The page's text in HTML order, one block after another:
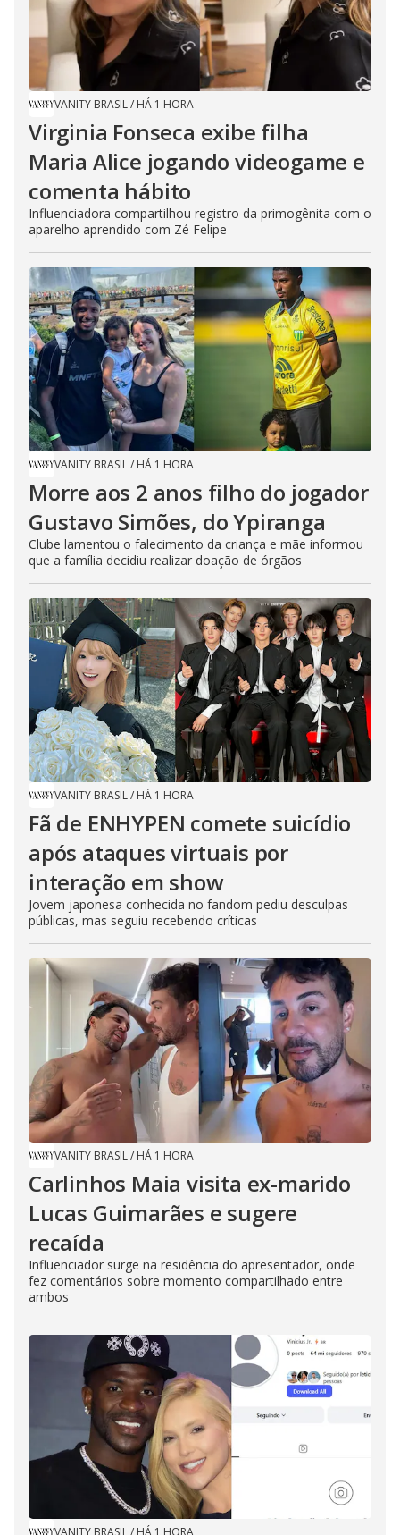
VANITY BRASIL/ HÁ 1 HORA
Virginia Fonseca exibe filha
Maria Alice jogando videogame e
comenta hábito
Influenciadora compartilhou registro da primogênita com o
aparelho aprendido com Zé Felipe
VANITY BRASIL/ HÁ 1 HORA
Morre aos 2 anos filho do jogador
Gustavo Simões, do Ypiranga
Clube lamentou o falecimento da criança e mãe informou
que a família decidiu realizar doação de órgãos
VANITY BRASIL/ HÁ 1 HORA
Fã de ENHYPEN comete suicídio
após ataques virtuais por
interação em show
Jovem japonesa conhecida no fandom pediu desculpas
públicas, mas seguiu recebendo críticas
VANITY BRASIL/ HÁ 1 HORA
Carlinhos Maia visita ex-marido
Lucas Guimarães e sugere
recaída
Influenciador surge na residência do apresentador, onde
fez comentários sobre momento compartilhado entre
ambos
VANITY BRASIL / HÁ 1 HORA